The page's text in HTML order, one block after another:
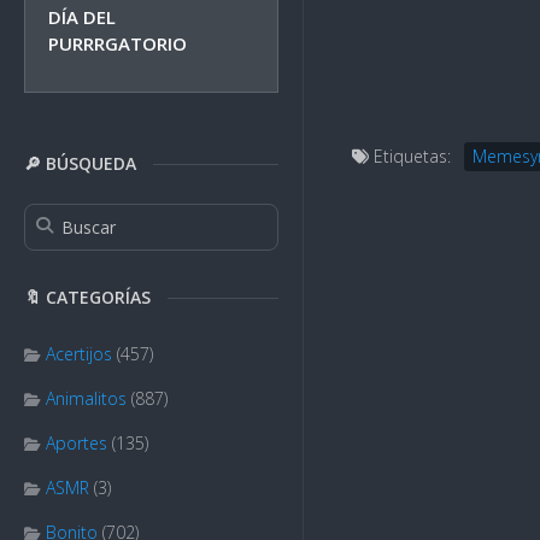
DÍA DEL
PURRRGATORIO
🔎 BÚSQUEDA
🔖 CATEGORÍAS
Acertijos (457)
Animalitos (887)
Aportes (135)
ASMR (3)
Bonito (702)
Etiquetas: